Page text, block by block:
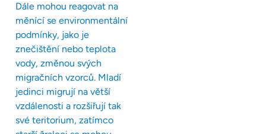
Dále mohou reagovat na
měnící se environmentální
podmínky, jako je
znečištění nebo teplota
vody, změnou svých
migračních vzorců. Mladí
jedinci migrují na větší
vzdálenosti a rozšiřují tak
své teritorium, zatímco